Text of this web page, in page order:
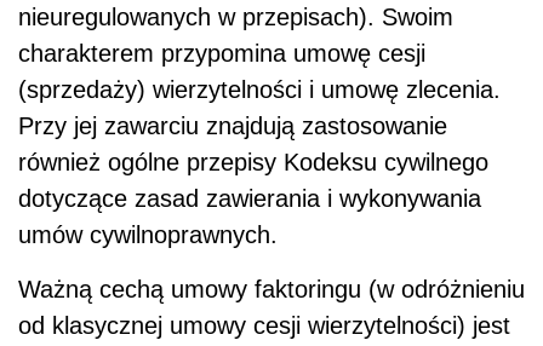
nieuregulowanych w przepisach). Swoim
charakterem przypomina umowę cesji
(sprzedaży) wierzytelności i umowę zlecenia.
Przy jej zawarciu znajdują zastosowanie
również ogólne przepisy Kodeksu cywilnego
dotyczące zasad zawierania i wykonywania
umów cywilnoprawnych.
Ważną cechą umowy faktoringu (w odróżnieniu
od klasycznej umowy cesji wierzytelności) jest